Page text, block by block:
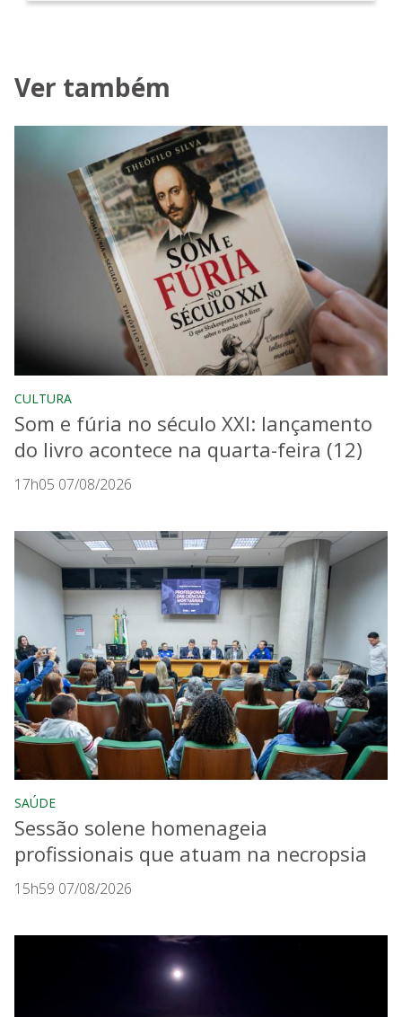
Ver também
CULTURA
Som e fúria no século XXI: lançamento
do livro acontece na quarta-feira (12)
17h05 07/08/2026
SAÚDE
Sessão solene homenageia
profissionais que atuam na necropsia
15h59 07/08/2026